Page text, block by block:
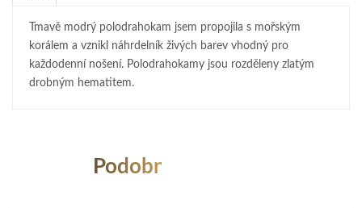
Tmavě modrý polodrahokam jsem propojila s mořským
korálem a vznikl náhrdelník živých barev vhodný pro
každodenní nošení. Polodrahokamy jsou rozděleny zlatým
drobným hematitem.
Podobné Produkty